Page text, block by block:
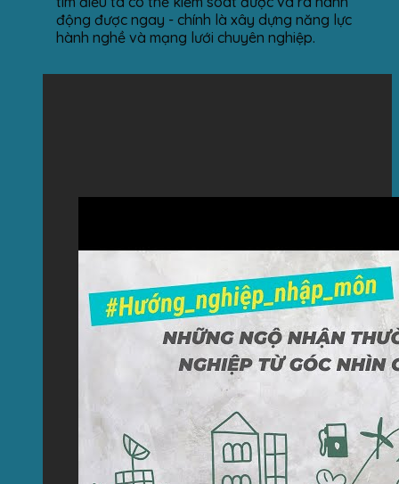
động được ngay - chính là xây dựng năng lực
hành nghề và mạng lưới chuyên nghiệp.